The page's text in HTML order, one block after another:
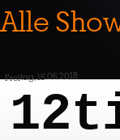
Alle
Freitag, 15.06.2018